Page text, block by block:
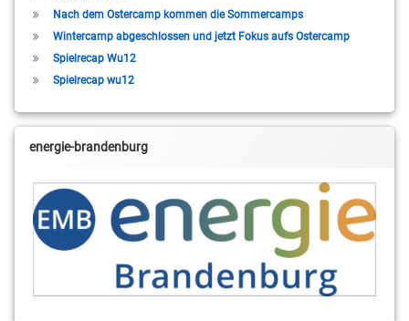
Nach dem Ostercamp kommen die Sommercamps
Wintercamp abgeschlossen und jetzt Fokus aufs Ostercamp
Spielrecap Wu12
Spielrecap wu12
energie-brandenburg